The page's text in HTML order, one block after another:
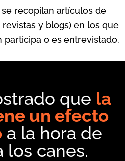
recopilan artículos de
revistas y blogs) en los que
participa o es entrevistado.
que la
un efecto
a la hora de
los canes.